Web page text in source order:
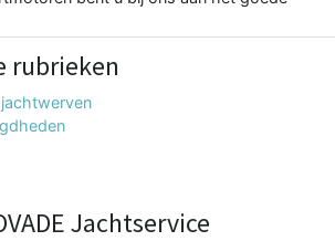
rubrieken
Jachtservice